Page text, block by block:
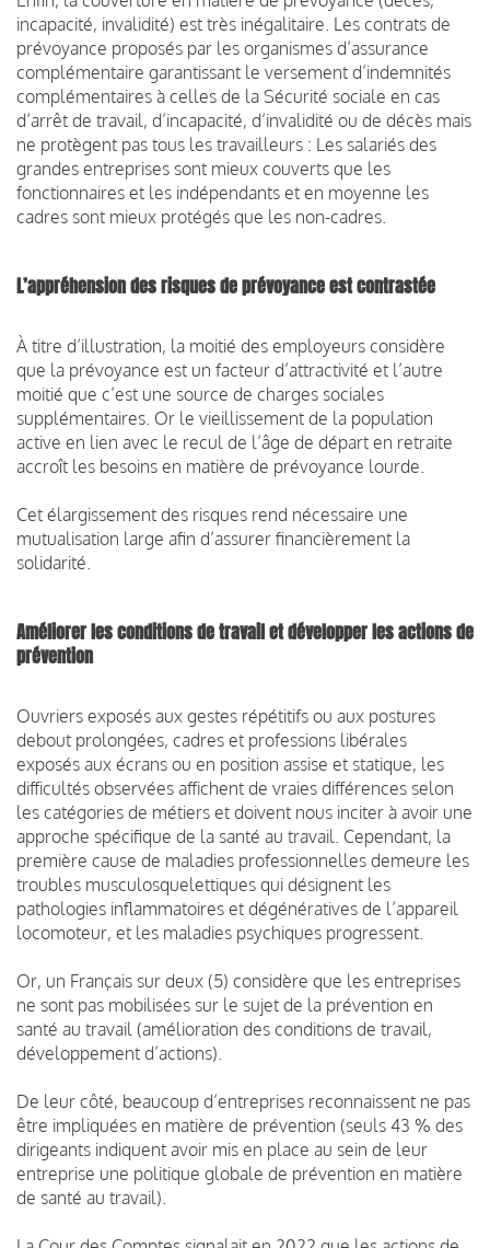
incapacité, invalidité) est très inégalitaire. Les contrats de
prévoyance proposés par les organismes d’assurance
complémentaire garantissant le versement d’indemnités
complémentaires à celles de la Sécurité sociale en cas
d’arrêt de travail, d’incapacité, d’invalidité ou de décès mais
ne protègent pas tous les travailleurs : Les salariés des
grandes entreprises sont mieux couverts que les
fonctionnaires et les indépendants et en moyenne les
cadres sont mieux protégés que les non-cadres.
L’appréhension des risques de prévoyance est contrastée
À titre d’illustration, la moitié des employeurs considère
que la prévoyance est un facteur d’attractivité et l’autre
moitié que c’est une source de charges sociales
supplémentaires. Or le vieillissement de la population
active en lien avec le recul de l’âge de départ en retraite
accroît les besoins en matière de prévoyance lourde.
Cet élargissement des risques rend nécessaire une
mutualisation large afin d’assurer financièrement la
solidarité.
Améliorer les conditions de travail et développer les actions de
prévention
Ouvriers exposés aux gestes répétitifs ou aux postures
debout prolongées, cadres et professions libérales
exposés aux écrans ou en position assise et statique, les
difficultés observées affichent de vraies différences selon
les catégories de métiers et doivent nous inciter à avoir une
approche spécifique de la santé au travail. Cependant, la
première cause de maladies professionnelles demeure les
troubles musculosquelettiques qui désignent les
pathologies inflammatoires et dégénératives de l’appareil
locomoteur, et les maladies psychiques progressent.
Or, un Français sur deux (5) considère que les entreprises
ne sont pas mobilisées sur le sujet de la prévention en
santé au travail (amélioration des conditions de travail,
développement d’actions).
De leur côté, beaucoup d’entreprises reconnaissent ne pas
être impliquées en matière de prévention (seuls 43 % des
dirigeants indiquent avoir mis en place au sein de leur
entreprise une politique globale de prévention en matière
de santé au travail).